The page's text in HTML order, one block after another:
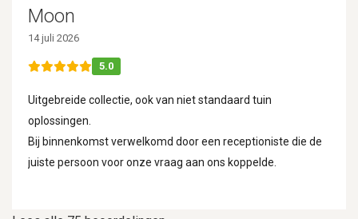
Moon
14 juli 2026
5.0
Uitgebreide collectie, ook van niet standaard tuin
oplossingen.
Bij binnenkomst verwelkomd door een receptioniste die de
juiste persoon voor onze vraag aan ons koppelde.